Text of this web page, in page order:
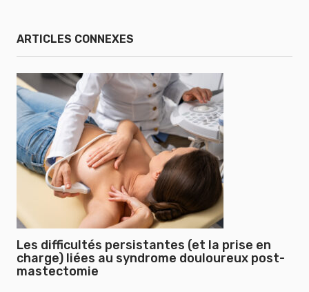
ARTICLES CONNEXES
Les difficultés persistantes (et la prise en
charge) liées au syndrome douloureux post-
mastectomie